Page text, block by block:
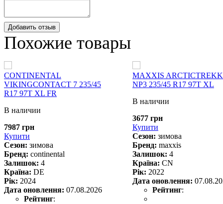
Добавить отзыв
Похожие товары
CONTINENTAL
VIKINGCONTACT 7 235/45
R17 97T XL FR
В наличии
7987 грн
Купити
Сезон: зимова
Бренд: continental
Залишок: 4
Країна: DE
Рік: 2024
Дата оновлення: 07.08.2026
Рейтинг:
MAXXIS
NP3 235/45 R17 97T XL
В наличии
3677 грн
Купити
Сезон: зимова
Бренд: maxxis
Залишок: 4
Країна: CN
Рік: 2022
Дата оновлення:
Рейтинг: